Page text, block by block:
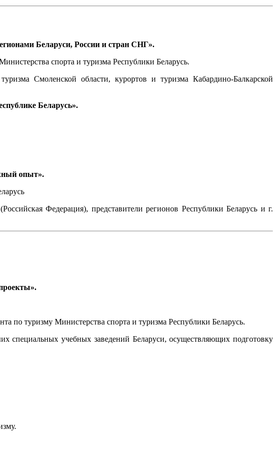
Беларуси, России и стран СНГ».
спорта и туризма Республики Беларусь.
Смоленской области, курортов и туризма Кабардино-Балкарской
Беларусь».
опыт».
Федерация), представители регионов Республики Беларусь и г.
по туризму Министерства спорта и туризма Республики Беларусь.
специальных учебных заведений Беларуси, осуществляющих подготовку